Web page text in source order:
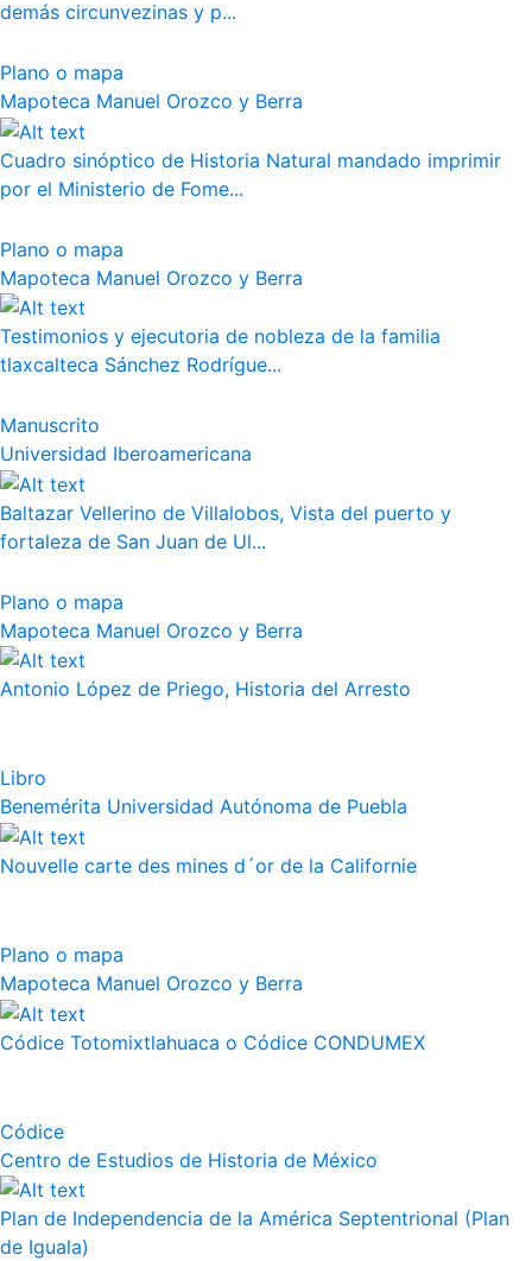
demás circunvezinas y p...
Plano o mapa
Mapoteca Manuel Orozco y Berra
Cuadro sinóptico de Historia Natural mandado imprimir
por el Ministerio de Fome...
Plano o mapa
Mapoteca Manuel Orozco y Berra
Testimonios y ejecutoria de nobleza de la familia
tlaxcalteca Sánchez Rodrígue...
Manuscrito
Universidad Iberoamericana
Baltazar Vellerino de Villalobos, Vista del puerto y
fortaleza de San Juan de Ul...
Plano o mapa
Mapoteca Manuel Orozco y Berra
Antonio López de Priego, Historia del Arresto
Libro
Benemérita Universidad Autónoma de Puebla
Nouvelle carte des mines d´or de la Californie
Plano o mapa
Mapoteca Manuel Orozco y Berra
Códice Totomixtlahuaca o Códice CONDUMEX
Códice
Centro de Estudios de Historia de México
Plan de Independencia de la América Septentrional (Plan
de Iguala)